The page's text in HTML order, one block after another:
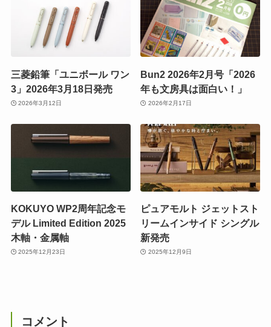
三菱鉛筆「ユニボール ワン
3」2026年3月18日発売
2026年3月12日
Bun2 2026年2月号「2026
年も文房具は面白い！」
2026年2月17日
KOKUYO WP2周年記念モ
デル Limited Edition 2025
木軸・金属軸
2025年12月23日
ピュアモルト ジェットスト
リームインサイド シングル
新発売
2025年12月9日
コメント